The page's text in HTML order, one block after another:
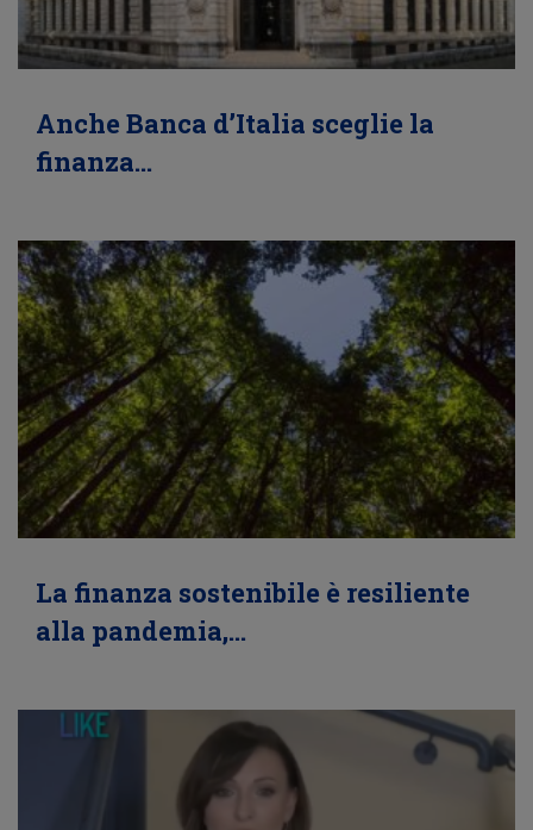
Anche Banca d’Italia sceglie la
finanza…
La finanza sostenibile è resiliente
alla pandemia,…